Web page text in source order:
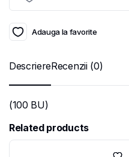
Adauga la favorite
DescriereRecenzii (0)
(100 BU)
Related products